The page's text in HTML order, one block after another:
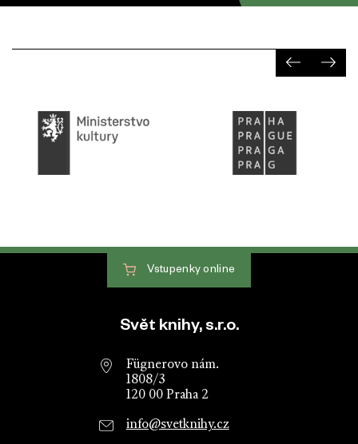
Patička webu
Vstupenky online
Svět knihy, s.r.o.
Fügnerovo nám.
1808/3
120 00 Praha 2
info@svetknihy.cz